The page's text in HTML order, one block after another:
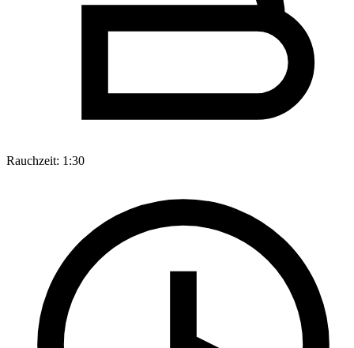
Rauchzeit: 1:30